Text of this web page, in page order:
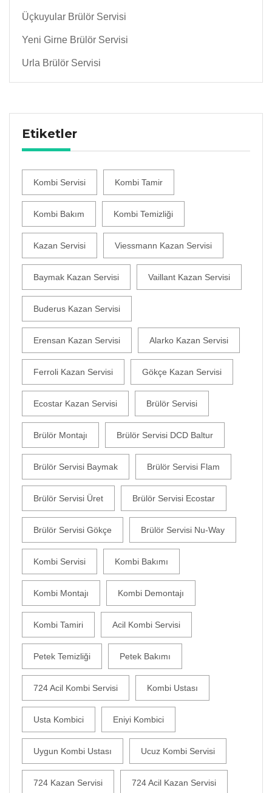
Üçkuyular Brülör Servisi
Yeni Girne Brülör Servisi
Urla Brülör Servisi
Etiketler
Kombi Servisi Kombi Tamir
Kombi Bakım Kombi Temizliği
Kazan Servisi Viessmann Kazan Servisi
Baymak Kazan Servisi Vaillant Kazan Servisi
Buderus Kazan Servisi
Erensan Kazan Servisi Alarko Kazan Servisi
Ferroli Kazan Servisi Gökçe Kazan Servisi
Ecostar Kazan Servisi Brülör Servisi
Brülör Montajı Brülör Servisi DCD Baltur
Brülör Servisi Baymak Brülör Servisi Flam
Brülör Servisi Üret Brülör Servisi Ecostar
Brülör Servisi Gökçe Brülör Servisi Nu-Way
Kombi Servisi Kombi Bakımı
Kombi Montajı Kombi Demontajı
Kombi Tamiri Acil Kombi Servisi
Petek Temizliği Petek Bakımı
724 Acil Kombi Servisi Kombi Ustası
Usta Kombici Eniyi Kombici
Uygun Kombi Ustası Ucuz Kombi Servisi
724 Kazan Servisi 724 Acil Kazan Servisi